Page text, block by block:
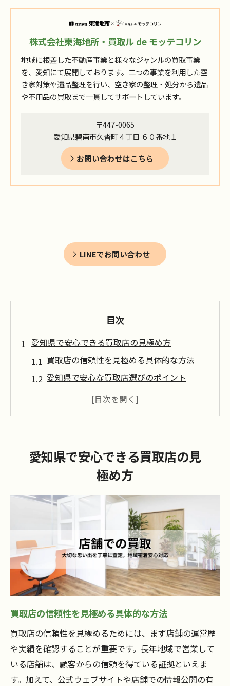
株式会社東海地所・買取ル de モッテコリン
地域に根差した不動産事業と様々なジャンルの買取事業
を、愛知にて展開しております。二つの事業を利用した空
き家対策や遺品整理を行い、空き家の整理・処分から遺品
や不用品の買取まで一貫してサポートしています。
〒447-0065
愛知県碧南市久沓町４丁目 ６０番地１
お問い合わせはこちら
LINEでお問い合わせ
目次
愛知県で安心できる買取店の見極め方
買取店の信頼性を見極める具体的な方法
愛知県で安心な買取店選びのポイント
リサイクルショップおすすめ活用術解説
買取店を利用する前に押さえたい安心ポイント
買取店利用時の安心ポイント徹底解説
リサイクルショップで失敗しない事前準備
査定前に知っておきたい買取店の対応力
買取店に安心して任せるための確認事項
家電やホビー買取で安心感を得るコツ
査定の透明性が高い買取店選びのコツ
買取店の査定透明性を見抜くチェック法
リサイクルショップの査定基準の確認方法
安心感ある査定ができる買取店の特徴
スタッフの説明力で選ぶ安心買取店
リサイクルを安心して進めたい方への買取店活
愛知県で安心できる買取店の見
極め方
買取店の信頼性を見極める具体的な方法
買取店の信頼性を見極めるためには、まず店舗の運営歴
や実績を確認することが重要です。長年地域で営業して
いる店舗は、顧客からの信頼を得ている証拠といえま
す。加えて、公式ウェブサイトや店舗での情報公開の有